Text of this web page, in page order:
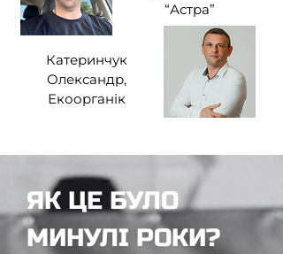
“Астра”
Катеринчук
Олександр,
Екоорганік
ЯК ЦЕ БУЛО
МИНУЛІ РОКИ?